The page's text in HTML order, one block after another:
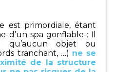
est primordiale, étant
d’un spa gonflable : Il
qu’aucun objet ou
tranchant, …) ne se
de la structure